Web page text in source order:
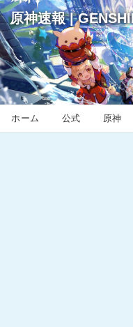
原神速報 |
ホーム 公式 原神